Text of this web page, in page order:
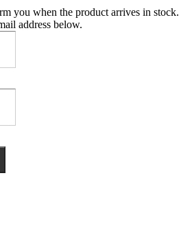
you when the product arrives in stock.
address below.